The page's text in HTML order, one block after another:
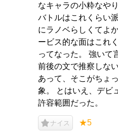
なキャラの小粋なや
バトルはこれくらい
にラノベらしくてよ
ービス的な面はこれ
ってなった。 強いて
前後の文で推察しな
あって、そこがちょ
象。 とはいえ、デビ
許容範囲だった。
ナイス ★5